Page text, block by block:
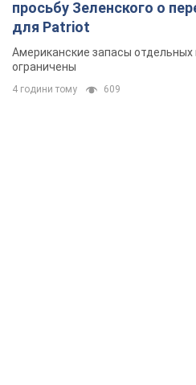
просьбу Зеленского о
для Patriot
Американские запасы отдельных
ограничены
4 години тому 609